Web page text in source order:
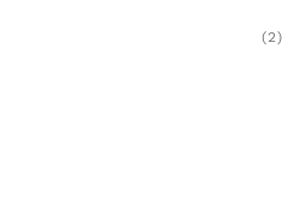
(2)